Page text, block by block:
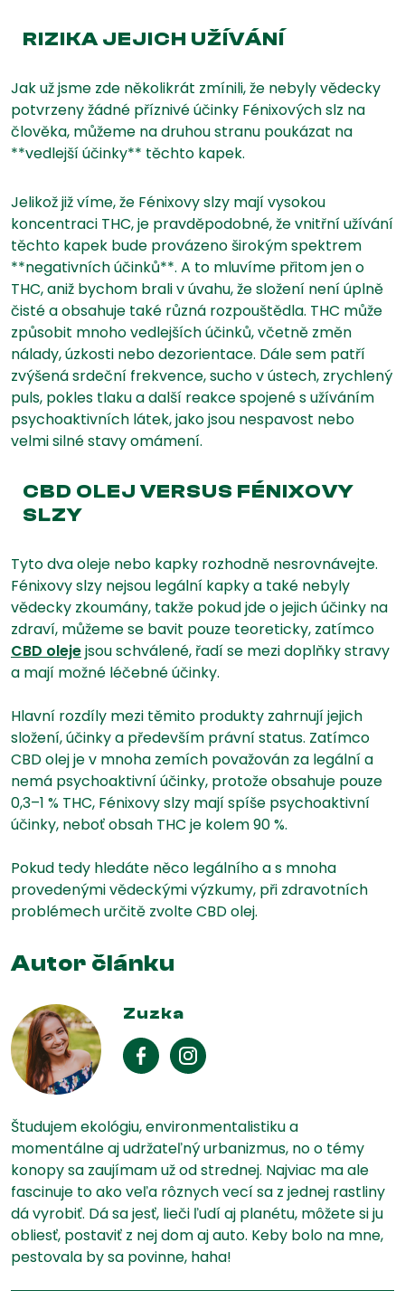
RIZIKA JEJICH UŽÍVÁNÍ
Jak už jsme zde několikrát zmínili, že nebyly vědecky
potvrzeny žádné příznivé účinky Fénixových slz na
člověka, můžeme na druhou stranu poukázat na
**vedlejší účinky** těchto kapek.
Jelikož již víme, že Fénixovy slzy mají vysokou
koncentraci THC, je pravděpodobné, že vnitřní užívání
těchto kapek bude provázeno širokým spektrem
**negativních účinků**. A to mluvíme přitom jen o
THC, aniž bychom brali v úvahu, že složení není úplně
čisté a obsahuje také různá rozpouštědla. THC může
způsobit mnoho vedlejších účinků, včetně změn
nálady, úzkosti nebo dezorientace. Dále sem patří
zvýšená srdeční frekvence, sucho v ústech, zrychlený
puls, pokles tlaku a další reakce spojené s užíváním
psychoaktivních látek, jako jsou nespavost nebo
velmi silné stavy omámení.
CBD OLEJ VERSUS FÉNIXOVY
SLZY
Tyto dva oleje nebo kapky rozhodně nesrovnávejte.
Fénixovy slzy nejsou legální kapky a také nebyly
vědecky zkoumány, takže pokud jde o jejich účinky na
zdraví, můžeme se bavit pouze teoreticky, zatímco
CBD olejejsou schválené, řadí se mezi doplňky stravy
a mají možné léčebné účinky.
Hlavní rozdíly mezi těmito produkty zahrnují jejich
složení, účinky a především právní status. Zatímco
CBD olej je v mnoha zemích považován za legální a
nemá psychoaktivní účinky, protože obsahuje pouze
0,3–1 % THC, Fénixovy slzy mají spíše psychoaktivní
účinky, neboť obsah THC je kolem 90 %.
Pokud tedy hledáte něco legálního a s mnoha
provedenými vědeckými výzkumy, při zdravotních
problémech určitě zvolte CBD olej.
Autor článku
Zuzka
Študujem ekológiu, environmentalistiku a
momentálne aj udržateľný urbanizmus, no o témy
konopy sa zaujímam už od strednej. Najviac ma ale
fascinuje to ako veľa rôznych vecí sa z jednej rastliny
dá vyrobiť. Dá sa jesť, lieči ľudí aj planétu, môžete si ju
obliesť, postaviť z nej dom aj auto. Keby bolo na mne,
pestovala by sa povinne, haha!